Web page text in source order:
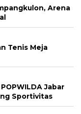
Arena
Tenis Meja
Jabar
Sportivitas